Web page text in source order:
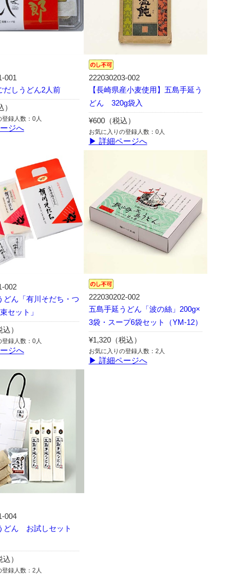
001
だしうどん2人前
録人数：0人
ジへ
222030203-002
【長崎県産小麦使用】五島手延う
どん 320g袋入
¥600（税込）
お気に入りの登録人数：0人
▶ 詳細ページへ
002
どん「有川そだち・つ
セット」
）
録人数：0人
ジへ
222030202-002
五島手延うどん「波の絲」200g×
3袋・スープ6袋セット（YM-12）
¥1,320（税込）
お気に入りの登録人数：2人
▶ 詳細ページへ
004
どん お試しセット
）
録人数：2人